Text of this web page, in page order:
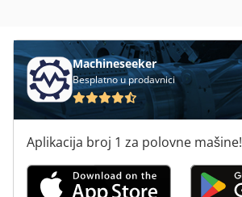
Machineseeker
Besplatno u prodavnici
Aplikacija broj 1 za polovne mašine!